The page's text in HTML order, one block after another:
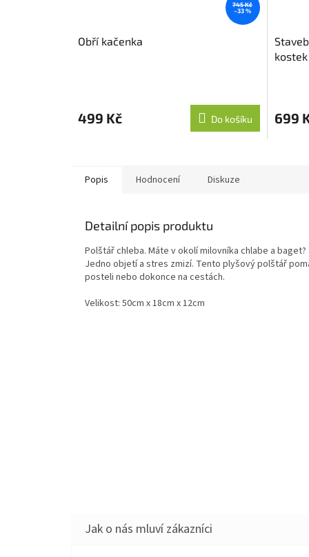
745 Kč
–33 %
Obří kačenka
499 Kč Do košíku
kostek
699
Popis Hodnocení Diskuze
Detailní popis produktu
Polštář chleba. Máte v okolí milovníka chlabe a
Jedno objetí a stres zmizí. Tento plyšový polštář
posteli nebo dokonce na cestách.
Velikost: 50cm x 18cm x 12cm